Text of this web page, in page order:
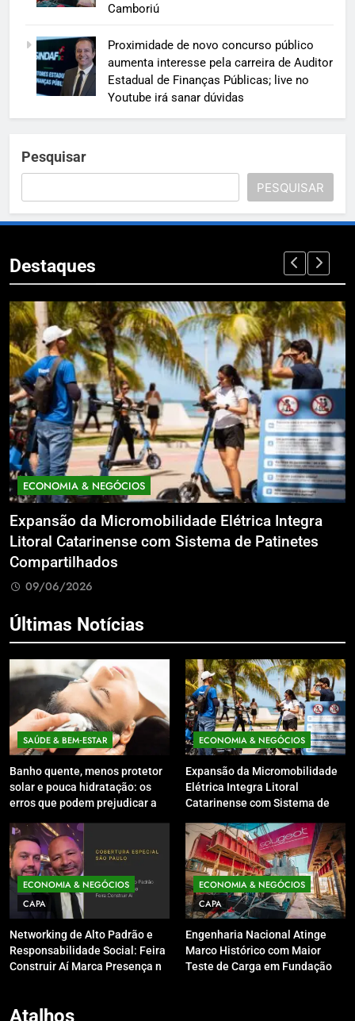
Camboriú
Proximidade de novo concurso público
aumenta interesse pela carreira de Auditor
Estadual de Finanças Públicas; live no
Youtube irá sanar dúvidas
Pesquisar
PESQUISAR
Destaques
ECONOMIA & NEGÓCIOS
Expansão da Micromobilidade Elétrica Integra
Litoral Catarinense com Sistema de Patinetes
Compartilhados
09/06/2026
Últimas Notícias
SAÚDE & BEM‑ESTAR
Banho quente, menos protetor
solar e pouca hidratação: os
erros que podem prejudicar a
inverno
ECONOMIA & NEGÓCIOS
Expansão da Micromobilidade
Elétrica Integra Litoral
Catarinense com Sistema de
ECONOMIA & NEGÓCIOS
CAPA
Networking de Alto Padrão e
Responsabilidade Social: Feira
Construir Aí Marca Presença no
ECONOMIA & NEGÓCIOS
CAPA
Engenharia Nacional Atinge
Marco Histórico com Maior
Teste de Carga em Fundação
Atalhos